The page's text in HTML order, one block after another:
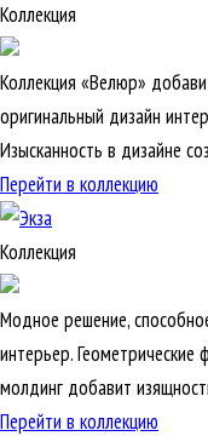
Коллекция
Коллекция «Велюр»
оригинальный дизайн
Изысканность в дизайне
Перейти в коллекцию
Коллекция
Модное решение,
интерьер.
молдинг добавит
Перейти в коллекцию